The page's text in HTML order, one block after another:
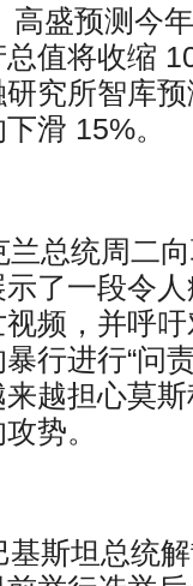
高盛预测今
总值将收缩
研究所智库
滑 15%。
兰总统周二
了一段令
频，并呼吁
行进行“问
越担心莫
势。
基斯坦总统